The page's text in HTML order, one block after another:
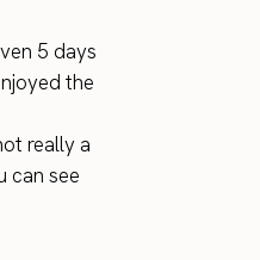
5 days
the
really a
can see